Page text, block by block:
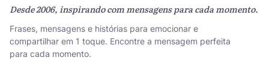
Desde 2006, inspirando com mensagens para cada momento.
Frases, mensagens e histórias para emocionar e
compartilhar em 1 toque. Encontre a mensagem perfeita
para cada momento.